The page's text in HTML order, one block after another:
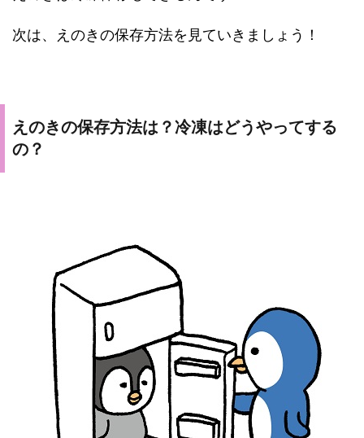
次は、えのきの保存方法を見ていきましょう！
えのきの保存方法は？冷凍はどうやってする
の？